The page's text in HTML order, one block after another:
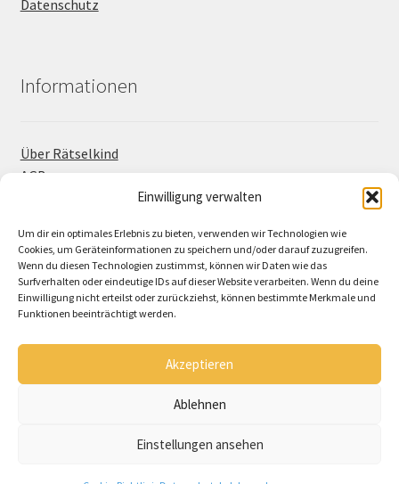
Einwilligung verwalten
Um dir ein optimales Erlebnis zu bieten, verwenden wir Technologien wie
Cookies, um Geräteinformationen zu speichern und/oder darauf zuzugreifen.
Wenn du diesen Technologien zustimmst, können wir Daten wie das
Surfverhalten oder eindeutige IDs auf dieser Website verarbeiten. Wenn du deine
Einwilligung nicht erteilst oder zurückziehst, können bestimmte Merkmale und
Funktionen beeinträchtigt werden.
Akzeptieren
Ablehnen
Einstellungen ansehen
Datenschutz
Informationen
Über Rätselkind
AGB
Widerrufsbelehrung
© raetselkind 2026
Erstellt mit WooCommerce